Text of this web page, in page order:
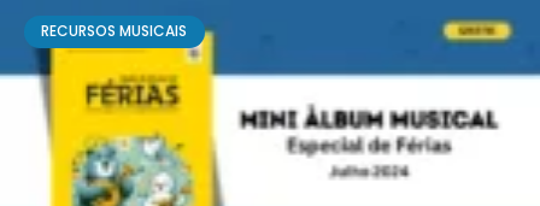
RECURSOS MUSICAIS